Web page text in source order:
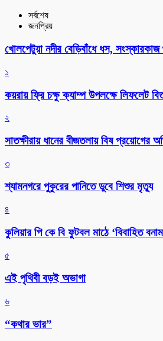
সর্বশেষ
জনপ্রিয়
খোলপেটুয়া নদীর বেড়িবাঁধে ধস,
১
কয়রায় ফ্রি চক্ষু ক্যাম্প উপলক্ষে লিফলেট
২
সাতক্ষীরায় ধানের বীজতলায় বিষ প্রয়োগের
৩
শ্যামনগরে পুকুরের পানিতে ডুবে শিশুর মৃত্যু
৪
কুলিয়ার পি কে বি ফুটবল মাঠে ‘বিবাহিত
৫
এই পৃথিবী বড়ই অভাগা
৬
“কথার ভার”